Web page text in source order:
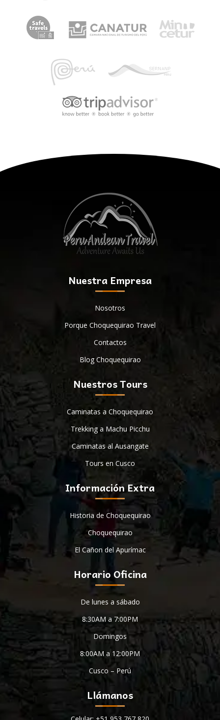
Nuestra Empresa
Nosotros
Porque Choquequirao Travel
Contactos
Blog Choquequirao
Nuestros Tours
Caminatas a Choquequirao
Trekking a Machu Picchu
Caminatas al Ausangate
Tours en Cusco
Información Extra
Historia de Choquequirao
Choquequirao
El Cañon del Apurímac
Horario Oficina
De lunes a sábado
8:30AM a 7:00PM
Domingos
8:00AM a 12:00PM
Cusco – Perú
Llámanos